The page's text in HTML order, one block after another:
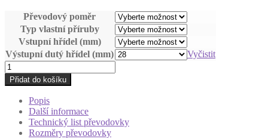
Převodový poměr
Typ vlastní příruby
Vstupní hřídel (mm)
Výstupní dutý hřídel (mm)
Vyčistit
Převodovka
šneková
WGM
Plzeň
množství
Přidat do košíku
Popis
Další informace
Technický list převodovky
Rozměry převodovky